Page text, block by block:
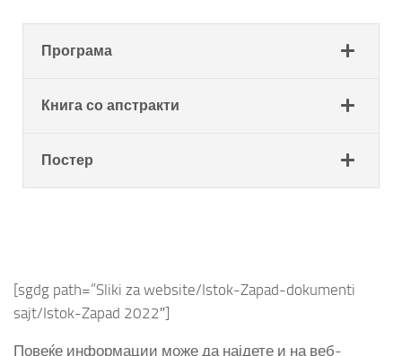
Програма
Книга со апстракти
Постер
[sgdg path=”Sliki za website/Istok-Zapad-dokumenti
sajt/Istok-Zapad 2022″]
Повеќе информации може да најдете и на веб-